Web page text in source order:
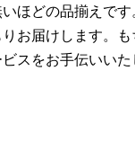
ほどの品揃えです
お届けします。
スをお手伝いいた